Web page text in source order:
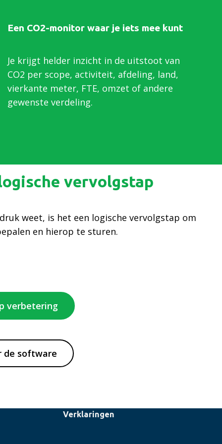
Een CO2-monitor waar je iets mee kunt
Je krijgt helder inzicht in de uitstoot van
CO2 per scope, activiteit, afdeling, land,
vierkante meter, FTE, omzet of andere
gewenste verdeling.
vervolgstap
weet, is het een logische vervolgstap om
en hierop te sturen.
verbetering
de software
Verklaringen